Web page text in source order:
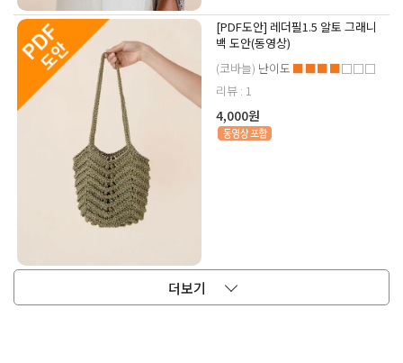
[PDF도안] 레더필1.5 알토 그래니
백 도안(동영상)
(코바늘) 난이도 ■■■■□□□
리뷰 : 1
4,000원
더보기